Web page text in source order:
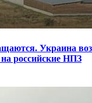
Украина
российские НПЗ